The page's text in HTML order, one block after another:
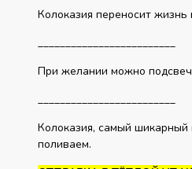
Колоказия переносит
При желании можно
Колоказия, самый шикарный
поливаем.